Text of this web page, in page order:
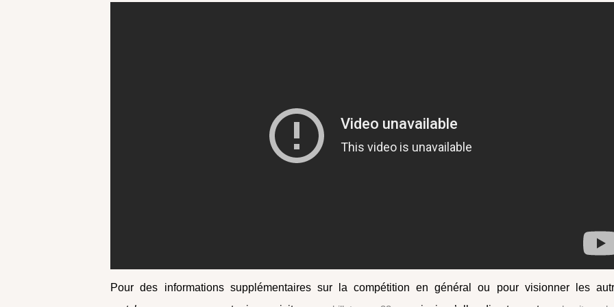
Pour des informations supplémentaires sur la compétition en général ou pour visionner les